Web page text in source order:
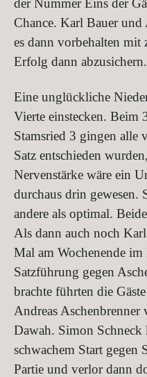
der Nummer Eins der
Chance. Karl Bauer und
es dann vorbehalten mit
Erfolg dann abzusichern.
Eine unglückliche
Vierte einstecken. Beim
Stamsried 3 gingen alle
Satz entschieden
Nervenstärke wäre ein
durchaus drin gewesen.
andere als optimal.
Als dann auch noch
Mal am Wochenende
Satzführung gegen
brachte führten die
Andreas Aschenbrenner
Dawah. Simon Schneck
schwachem Start gegen
Partie und verlor dann